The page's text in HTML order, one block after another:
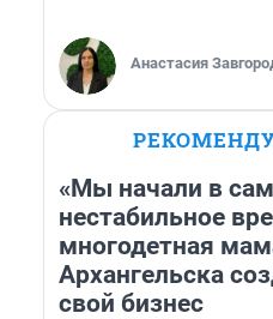
Анастасия
«Мы начали в
нестабильное
многодетная
Архангельска
свой бизнес